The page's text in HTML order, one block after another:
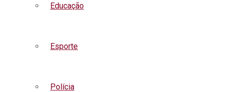
Educação
Esporte
Polícia